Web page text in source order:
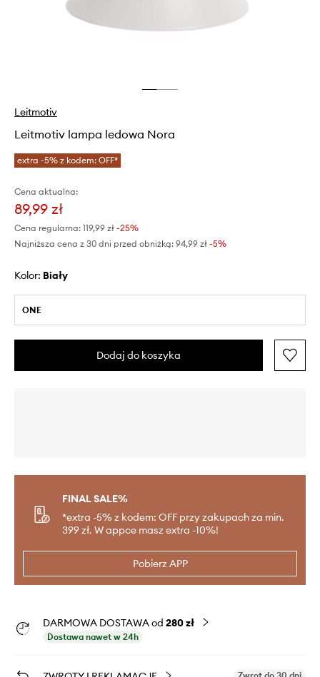
Leitmotiv
Leitmotiv lampa ledowa Nora
extra -5% z kodem: OFF*
Cena aktualna:
89,99 zł
Cena regularna: 119,99 zł -25%
Najniższa cena z 30 dni przed obniżką: 94,99 zł -5%
Kolor: biały
ONE
Dodaj do koszyka
FINAL SALE%
*extra -5% z kodem: OFF przy zakupach za min.
399 zł. W appce masz extra -10%!
Pobierz APP
DARMOWA DOSTAWA od 280 zł
Dostawa nawet w 24h